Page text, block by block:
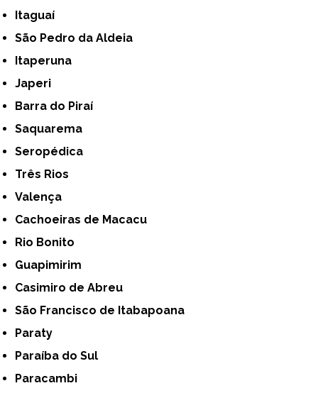
Itaguaí
São Pedro da Aldeia
Itaperuna
Japeri
Barra do Piraí
Saquarema
Seropédica
Três Rios
Valença
Cachoeiras de Macacu
Rio Bonito
Guapimirim
Casimiro de Abreu
São Francisco de Itabapoana
Paraty
Paraíba do Sul
Paracambi